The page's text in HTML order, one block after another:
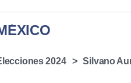
2024 Silvano